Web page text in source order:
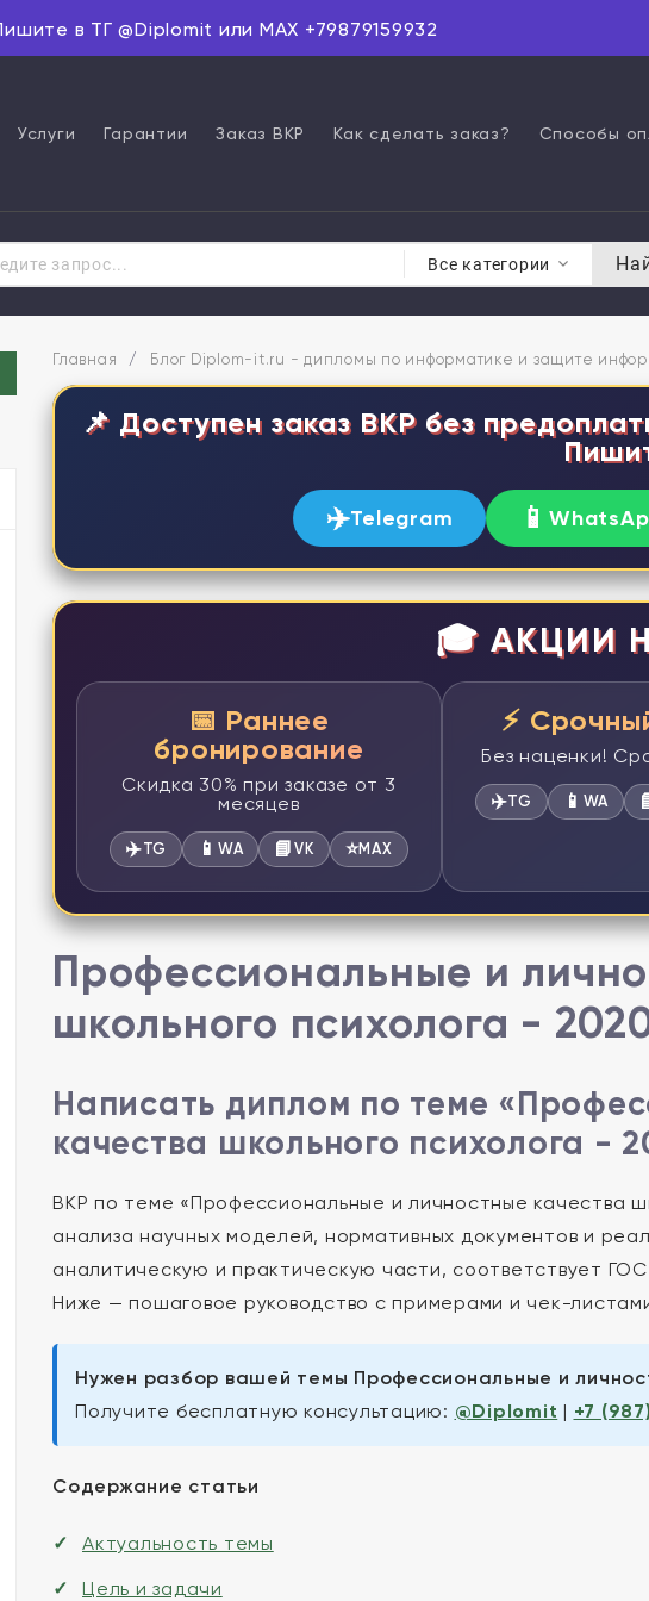
в ТГ @Diplomit или MAX +79879159932
Услуги Гарантии Заказ ВКР Как сделать заказ? Способы
Все категории
Главная / Блог Diplom-it.ru - дипломы по информатике и защите
📌 Доступен заказ ВКР без
✈️Telegram 📱
🎓 АКЦИИ
📅 Раннее
бронирование
Скидка 30% при заказе от 3
месяцев
✈️TG 📱 WA 📘VK ⭐MAX
⚡
Без наценки!
✈️TG 📱 WA
Профессиональные и
школьного психолога -
Написать диплом по теме
качества школьного психолога -
ВКР по теме «Профессиональные и личностные качества
анализа научных моделей, нормативных документов и
аналитическую и практическую части, соответствует
Ниже — пошаговое руководство с примерами и чек-
Нужен разбор вашей темы Профессиональные и
Получите бесплатную консультацию: @Diplomit | +7
Содержание статьи
Актуальность темы
Цель и задачи